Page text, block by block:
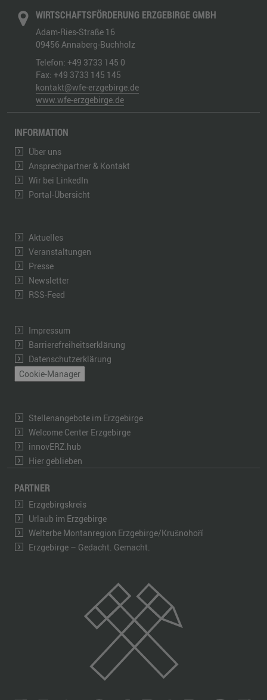
WIRTSCHAFTSFÖRDERUNG ERZGEBIRGE GMBH
Adam-Ries-Straße 16
09456 Annaberg-Buchholz
Telefon: +49 3733 145 0
Fax: +49 3733 145 145
kontakt@wfe-erzgebirge.de
www.wfe-erzgebirge.de
INFORMATION
Über uns
Ansprechpartner & Kontakt
Wir bei LinkedIn
Portal-Übersicht
Aktuelles
Veranstaltungen
Presse
Newsletter
RSS-Feed
Impressum
Barrierefreiheitserklärung
Datenschutzerklärung
Cookie-Manager
Stellenangebote im Erzgebirge
Welcome Center Erzgebirge
innovERZ.hub
Hier geblieben
PARTNER
Erzgebirgskreis
Urlaub im Erzgebirge
Welterbe Montanregion Erzgebirge/Krušnohoří
Erzgebirge – Gedacht. Gemacht.